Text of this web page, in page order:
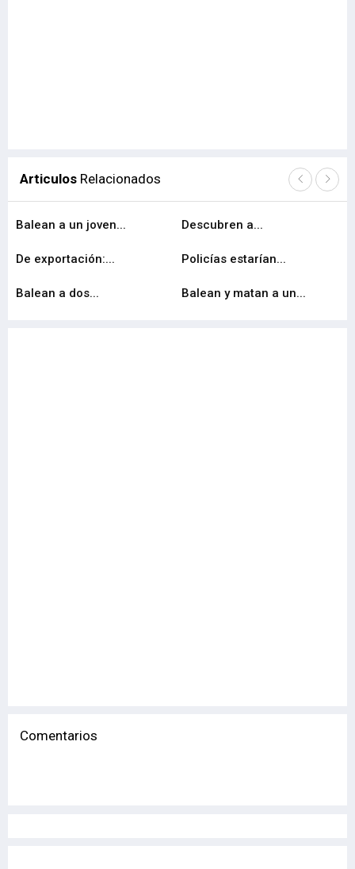
Articulos Relacionados
Balean a un joven... Descubren a...
De exportación:... Policías estarían...
Balean a dos... Balean y matan a un...
Comentarios